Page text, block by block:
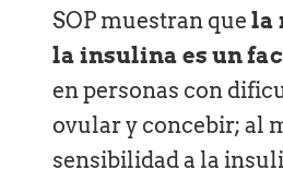
SOP muestran quela
la insulina es un
en personas con
ovular y concebir; al
sensibilidad a la